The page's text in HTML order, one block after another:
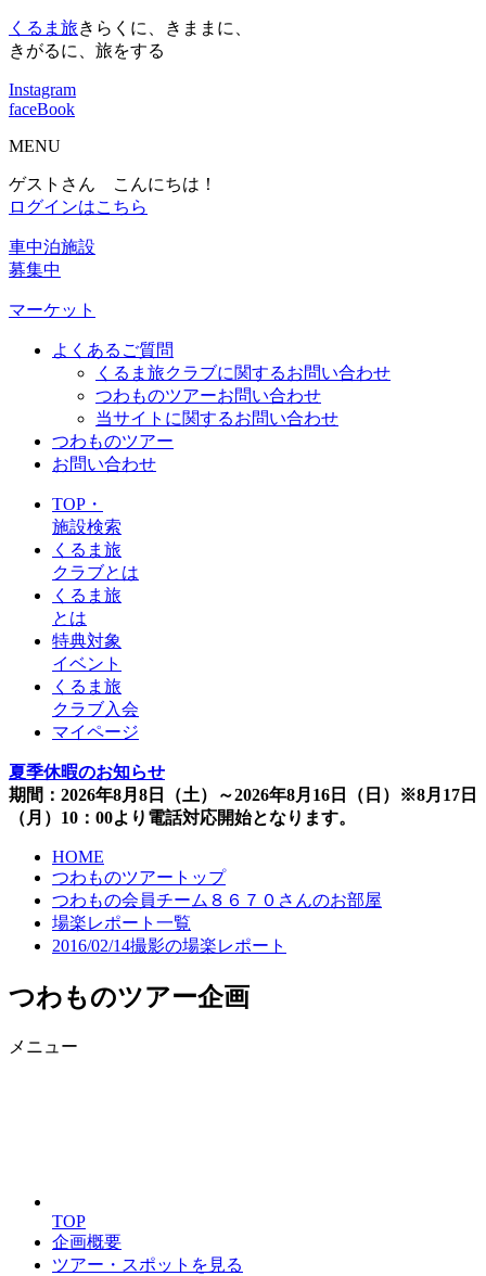
くるま旅きらくに、きままに、
きがるに、旅をする
Instagram
faceBook
MENU
ゲストさん こんにちは！
ログインはこちら
車中泊施設
募集中
マーケット
よくあるご質問
くるま旅クラブに関するお問い合わせ
つわものツアーお問い合わせ
当サイトに関するお問い合わせ
つわものツアー
お問い合わせ
TOP・
施設検索
くるま旅
クラブとは
くるま旅
とは
特典対象
イベント
くるま旅
クラブ入会
マイページ
夏季休暇のお知らせ
期間：2026年8月8日（土）～2026年8月16日（日）※8月17日
（月）10：00より電話対応開始となります。
HOME
つわものツアートップ
つわもの会員チーム８６７０さんのお部屋
場楽レポート一覧
2016/02/14撮影の場楽レポート
つわものツアー企画
メニュー
TOP
企画概要
ツアー・スポットを見る